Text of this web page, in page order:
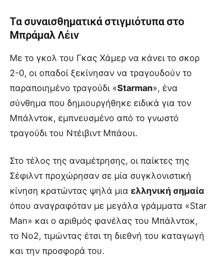
Τα συναισθηματικά στιγμιότυπα στο
Μπράμαλ Λέιν
Με το γκολ του Γκας Χάμερ να κάνει το σκορ
2-0, οι οπαδοί ξεκίνησαν να τραγουδούν το
παραποιημένο τραγούδι «Starman», ένα
σύνθημα που δημιουργήθηκε ειδικά για τον
Μπάλντοκ, εμπνευσμένο από το γνωστό
τραγούδι του Ντέιβιντ Μπάουι.
Στο τέλος της αναμέτρησης, οι παίκτες της
Σέφιλντ προχώρησαν σε μία συγκλονιστική
κίνηση κρατώντας ψηλά μια ελληνική σημαία
όπου αναγραφόταν με μεγάλα γράμματα «Star
Man» και ο αριθμός φανέλας του Μπάλντοκ,
το Νο2, τιμώντας έτσι τη διεθνή του καταγωγή
και την προσφορά του.